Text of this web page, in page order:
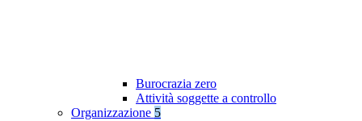
Burocrazia zero
Attività soggette a controllo
Organizzazione 5